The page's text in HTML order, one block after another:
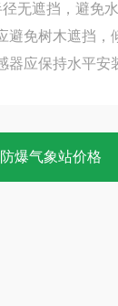
无遮挡，避免
避免树木遮挡，
器应保持水平安
爆气象站价格